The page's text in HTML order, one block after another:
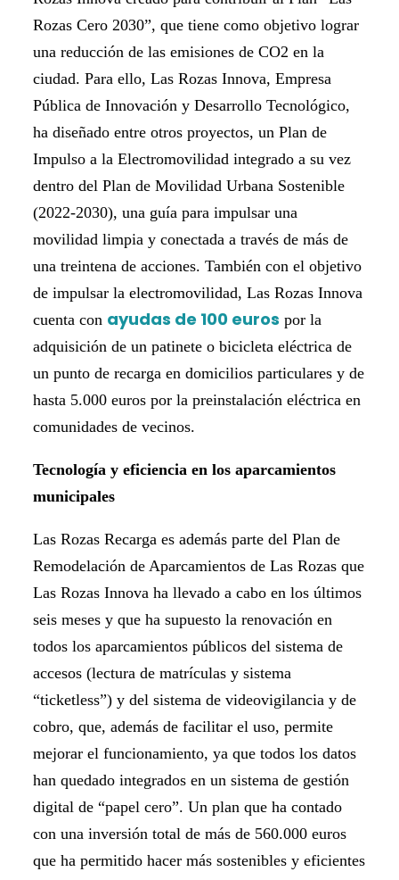
Rozas Cero 2030”, que tiene como objetivo lograr
una reducción de las emisiones de CO2 en la
ciudad. Para ello, Las Rozas Innova, Empresa
Pública de Innovación y Desarrollo Tecnológico,
ha diseñado entre otros proyectos, un Plan de
Impulso a la Electromovilidad integrado a su vez
dentro del Plan de Movilidad Urbana Sostenible
(2022-2030), una guía para impulsar una
movilidad limpia y conectada a través de más de
una treintena de acciones. También con el objetivo
de impulsar la electromovilidad, Las Rozas Innova
cuenta con ayudas de 100 euros por la
adquisición de un patinete o bicicleta eléctrica de
un punto de recarga en domicilios particulares y de
hasta 5.000 euros por la preinstalación eléctrica en
comunidades de vecinos.
Tecnología y eficiencia en los aparcamientos
municipales
Las Rozas Recarga es además parte del Plan de
Remodelación de Aparcamientos de Las Rozas que
Las Rozas Innova ha llevado a cabo en los últimos
seis meses y que ha supuesto la renovación en
todos los aparcamientos públicos del sistema de
accesos (lectura de matrículas y sistema
“ticketless”) y del sistema de videovigilancia y de
cobro, que, además de facilitar el uso, permite
mejorar el funcionamiento, ya que todos los datos
han quedado integrados en un sistema de gestión
digital de “papel cero”. Un plan que ha contado
con una inversión total de más de 560.000 euros
que ha permitido hacer más sostenibles y eficientes